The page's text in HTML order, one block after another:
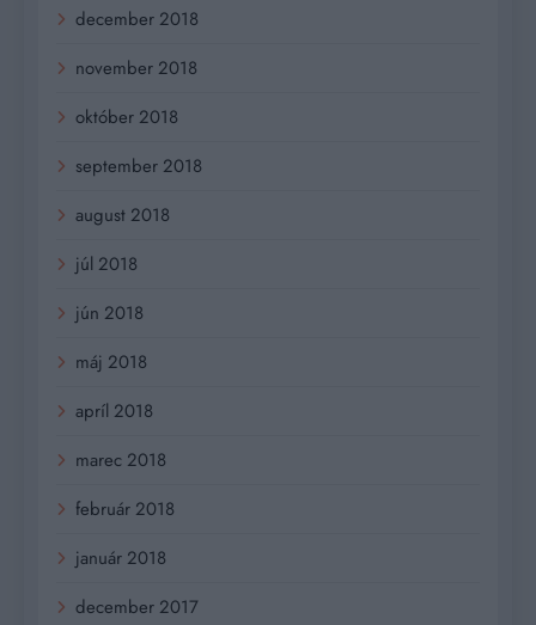
december 2018
november 2018
október 2018
september 2018
august 2018
júl 2018
jún 2018
máj 2018
apríl 2018
marec 2018
február 2018
január 2018
december 2017